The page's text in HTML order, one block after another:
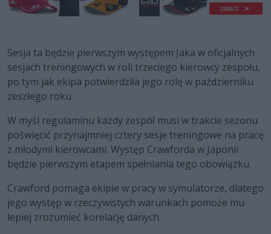
Sesja ta będzie pierwszym występem Jaka w oficjalnych
sesjach treningowych w roli trzeciego kierowcy zespołu,
po tym jak ekipa potwierdziła jego rolę w październiku
zeszłego roku.
W myśl regulaminu każdy zespół musi w trakcie sezonu
poświęcić przynajmniej cztery sesje treningowe na pracę
z młodymi kierowcami. Występ Crawforda w Japonii
będzie pierwszym etapem spełniania tego obowiązku.
Crawford pomaga ekipie w pracy w symulatorze, dlatego
jego występ w rzeczywistych warunkach pomoże mu
lepiej zrozumieć korelację danych.